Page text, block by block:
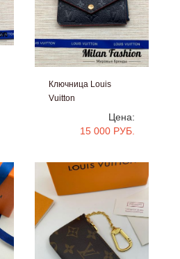
Ключница Louis
Vuitton
Цена:
15 000 РУБ.